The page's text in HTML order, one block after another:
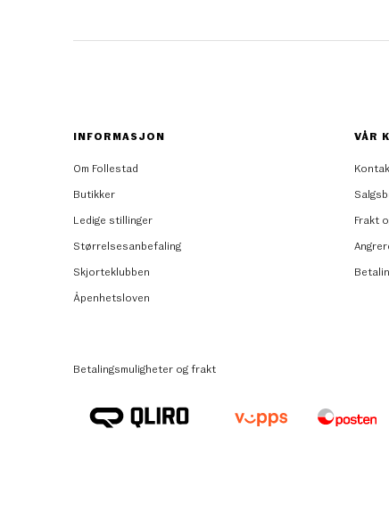
INFORMASJON
Om Follestad
Butikker
Ledige stillinger
Størrelsesanbefaling
Skjorteklubben
Åpenhetsloven
VÅR
Frakt
Betalingsmuligheter og frakt